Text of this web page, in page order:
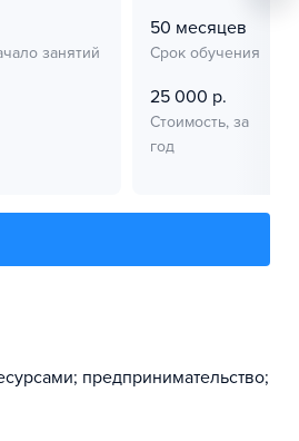
занятий
50 месяцев
Срок обучения
25 000 р.
Стоимость, за
год
предпринимательство;